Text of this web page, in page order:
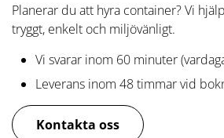
Planerar du att hyra container? Vi
tryggt, enkelt och miljövänligt.
Vi svarar inom 60 minuter
Leverans inom 48 timmar vid
Kontakta oss